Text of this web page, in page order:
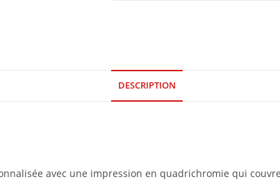
DESCRIPTION
avec une impression en quadrichromie qui